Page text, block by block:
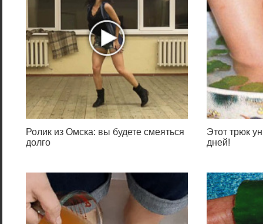
Ролик из Омска: вы будете смеяться
долго
Этот трюк
дней!